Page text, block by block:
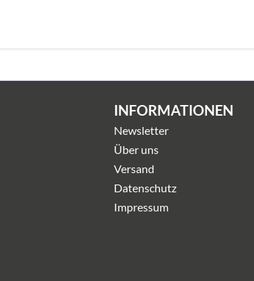
INFORMATIONEN
Newsletter
Über uns
Versand
Datenschutz
Impressum